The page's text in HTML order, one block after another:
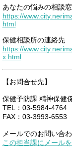
あなたの悩みの相談
https://
html
保健相談所の連絡先
https://
x.html
【お問合せ先】
保健予防課 精神保健
TEL：03-5984-4764
FAX：03-3993-6553
メールでのお問い合わ
この担当課にメール